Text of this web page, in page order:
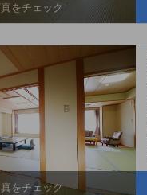
をチェック
をチェック